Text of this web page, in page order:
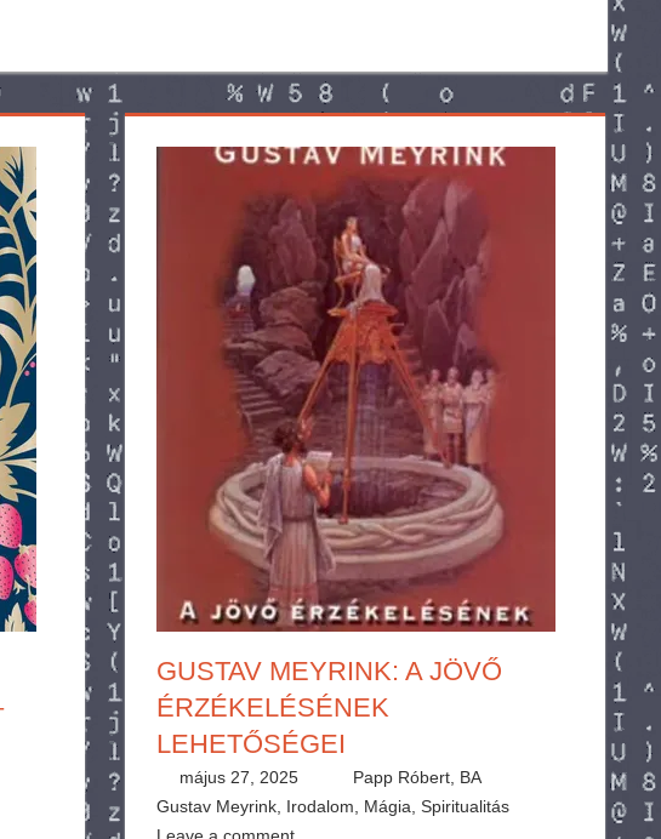
GUSTAV MEYRINK: A JÖVŐ
ÉRZÉKELÉSÉNEK
LEHETŐSÉGEI
május 27, 2025
Papp Róbert, BA
Gustav Meyrink, Irodalom Mágia Spiritualitás
Leave a comment